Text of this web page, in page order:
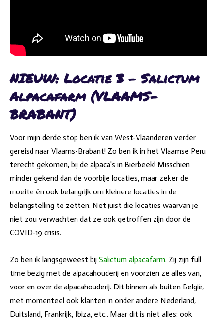
NIEUW: Locatie 3 - Salictum
Alpacafarm (VLAAMS-
BRABANT)
Voor mijn derde stop ben ik van West-Vlaanderen verder
gereisd naar Vlaams-Brabant! Zo ben ik in het Vlaamse Peru
terecht gekomen, bij de alpaca's in Bierbeek! Misschien
minder gekend dan de voorbije locaties, maar zeker de
moeite én ook belangrijk om kleinere locaties in de
belangstelling te zetten. Net juist die locaties waarvan je
niet zou verwachten dat ze ook getroffen zijn door de
COVID-19 crisis.
Zo ben ik langsgeweest bij Salictum alpacafarm. Zij zijn full
time bezig met de alpacahouderij en voorzien ze alles van,
voor en over de alpacahouderij. Dit binnen als buiten België,
met momenteel ook klanten in onder andere Nederland,
Duitsland, Frankrijk, Ibiza, etc.. Maar dit is niet alles: ook